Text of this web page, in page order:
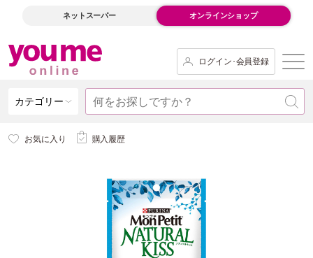
ネットスーパー オンラインショップ
ログイン･会員登録
カテゴリー
お気に入り 購入履歴